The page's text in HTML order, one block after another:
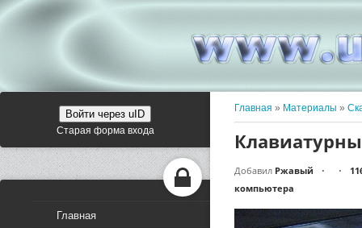
Войти через uID
Старая форма входа
Главная
Главная » Материалы »
Добавил Ржавый • •
компьютера